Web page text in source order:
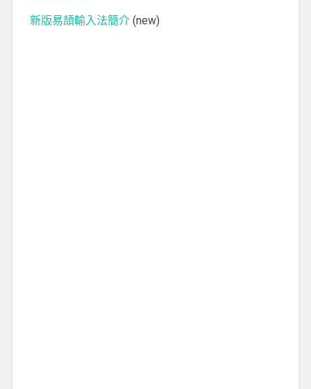
新版易頡輸入法簡介(new)